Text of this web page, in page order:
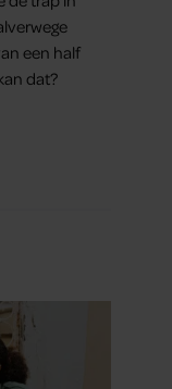
een half
dat?